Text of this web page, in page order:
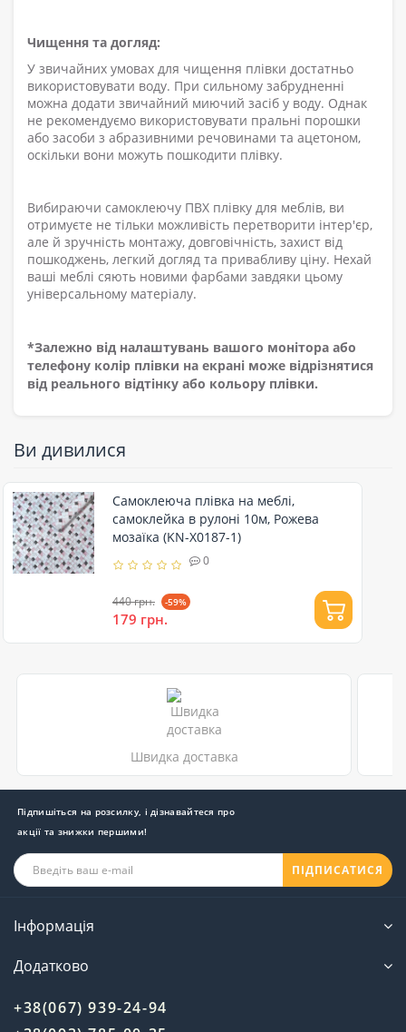
Чищення та догляд:
У звичайних умовах для чищення плівки достатньо
використовувати воду. При сильному забрудненні
можна додати звичайний миючий засіб у воду. Однак
не рекомендуємо використовувати пральні порошки
або засоби з абразивними речовинами та ацетоном,
оскільки вони можуть пошкодити плівку.
Вибираючи самоклеючу ПВХ плівку для меблів, ви
отримуєте не тільки можливість перетворити інтер'єр,
але й зручність монтажу, довговічність, захист від
пошкоджень, легкий догляд та привабливу ціну. Нехай
ваші меблі сяють новими фарбами завдяки цьому
універсальному матеріалу.
*Залежно від налаштувань вашого монітора або
телефону колір плівки на екрані може відрізнятися
від реального відтінку або кольору плівки.
Ви дивилися
Самоклеюча плівка на меблі,
самоклейка в рулоні 10м, Рожева
мозаїка (KN-X0187-1)
0
440 грн. -59%
179 грн.
Швидка доставка
Підпишіться на розсилку, і дізнавайтеся про
акції та знижки першими!
ПІДПИСАТИСЯ
Інформація
Додатково
+38(067) 939-24-94